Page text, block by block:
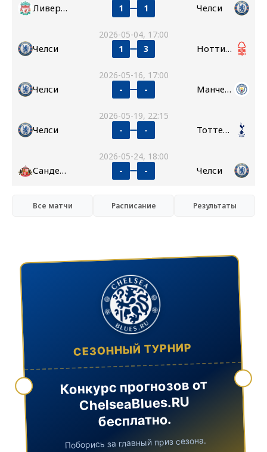
Ливерпуль 1 1 Челси
2026-05-04, 17:00
Челси 1 3 Ноттингем Форест
2026-05-16, 17:00
Челси - - Манчестер Сити
2026-05-19, 22:15
Челси - - Тоттенхэм
2026-05-24, 18:00
Сандерленд - - Челси
Все матчи Расписание Результаты
СЕЗОННЫЙ ТУРНИР
Конкурс прогнозов от
ChelseaBlues.RU
бесплатно.
Поборись за главный приз сезона.